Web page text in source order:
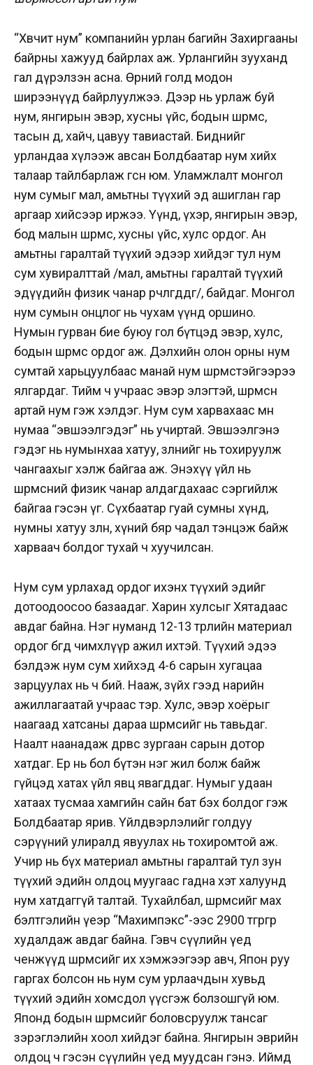
“Хөвчит нум” компанийн урлан багийн Захиргааны
байрны хажууд байрлах аж. Урлангийн зууханд
гал дүрэлзэн асна. Өрөөний голд модон
ширээнүүд байрлуулжээ. Дээр нь урлаж буй
нум, янгирын эвэр, хусны үйс, бодын шөрмөс,
тасын өд, хайч, цавуу тавиастай. Биднийг
урландаа хүлээж авсан Болдбаатар нум хийх
талаар тайлбарлаж өгсөн юм. Уламжлалт монгол
нум сумыг мал, амьтны түүхий эд ашиглан гар
аргаар хийсээр иржээ. Үүнд, үхэр, янгирын эвэр,
бод малын шөрмөс, хусны үйс, хулс ордог. Ан
амьтны гаралтай түүхий эдээр хийдэг тул нум
сум хувиралттай /мал, амьтны гаралтай түүхий
эдүүдийн физик чанар өөрчлөгддөг/, байдаг. Монгол
нум сумын онцлог нь чухам үүнд оршино.
Нумын гурван бие буюу гол бүтцэд эвэр, хулс,
бодын шөрмөс ордог аж. Дэлхийн олон орны нум
сумтай харьцуулбаас манай нум шөрмөстэйгээрээ
ялгардаг. Тийм ч учраас эвэр элэгтэй, шөрмөсөн
артай нум гэж хэлдэг. Нум сум харвахаас өмнө
нумаа “эвшээлгэдэг” нь учиртай. Эвшээлгэнэ
гэдэг нь нумынхаа хатуу, зөөлнийг нь тохируулж
чангаахыг хэлж байгаа аж. Энэхүү үйл нь
шөрмөсний физик чанар алдагдахаас сэргийлж
байгаа гэсэн үг. Сүхбаатар гуай сумны хүнд,
нумны хатуу зөөлөн, хүний бяр чадал тэнцэж байж
харваач болдог тухай ч хуучилсан.
Нум сум урлахад ордог ихэнх түүхий эдийг
дотоодоосоо базаадаг. Харин хулсыг Хятадаас
авдаг байна. Нэг нуманд 12-13 төрлийн материал
ордог бөгөөд чимхлүүр ажил ихтэй. Түүхий эдээ
бэлдэж нум сум хийхэд 4-6 сарын хугацаа
зарцуулах нь ч бий. Нааж, зүйх гээд нарийн
ажиллагаатай учраас тэр. Хулс, эвэр хоёрыг
наагаад хатсаны дараа шөрмөсийг нь тавьдаг.
Наалт наанадаж дөрвөөс зургаан сарын дотор
хатдаг. Ер нь бол бүтэн нэг жил болж байж
гүйцэд хатах үйл явц явагддаг. Нумыг удаан
хатаах тусмаа хамгийн сайн бат бэх болдог гэж
Болдбаатар ярив. Үйлдвэрлэлийг голдуу
сэрүүний улиралд явуулах нь тохиромтой аж.
Учир нь бүх материал амьтны гаралтай тул зун
түүхий эдийн олдоц муугаас гадна хэт халуунд
нум хатдаггүй талтай. Тухайлбал, шөрмөсийг мах
бэлтгэлийн үеэр “Махимпэкс”-ээс 2900 төгрөгөөр
худалдаж авдаг байна. Гэвч сүүлийн үед
ченжүүд шөрмөсийг их хэмжээгээр авч, Япон руу
гаргах болсон нь нум сум урлаачдын хувьд
түүхий эдийн хомсдол үүсгэж болзошгүй юм.
Японд бодын шөрмөсийг боловсруулж тансаг
зэрэглэлийн хоол хийдэг байна. Янгирын эврийн
олдоц ч гэсэн сүүлийн үед муудсан гэнэ. Иймд